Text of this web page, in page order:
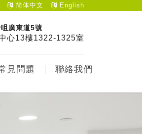
简体中文 English
廣東道5號
心13樓1322-1325室
見問題 聯絡我們